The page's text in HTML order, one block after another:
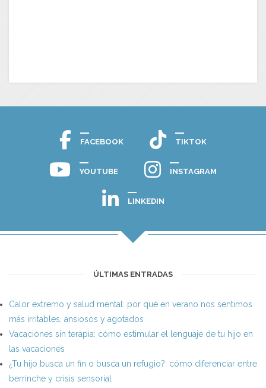
FACEBOOK TIKTOK
YOUTUBE INSTAGRAM
LINKEDIN
ÚLTIMAS ENTRADAS
Calor extremo y salud mental: por qué en verano nos sentimos
más irritables, ansiosos y agotados
Vacaciones sin terapia: cómo estimular el lenguaje de tu hijo en
las vacaciones
¿Tu hijo busca un fin o busca un refugio?: cómo diferenciar entre
berrinche y crisis sensorial